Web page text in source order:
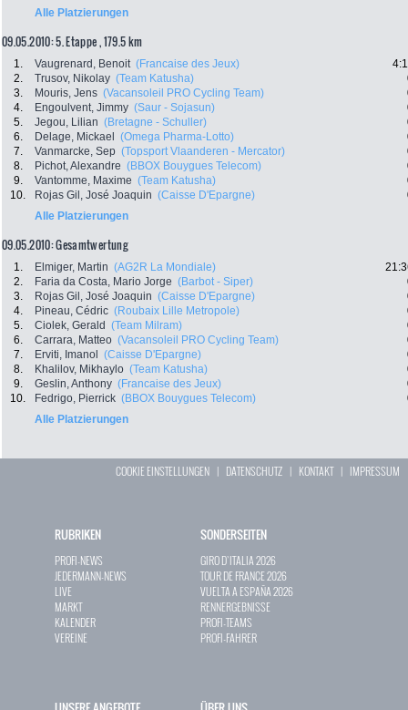
Alle Platzierungen
09.05.2010: 5. Etappe , 179.5 km
1. Vaugrenard, Benoit (Francaise des Jeux)
2.
Trusov, Nikolay (Team Katusha)
3.
Mouris, Jens (Vacansoleil PRO Cycling Team)
4.
Engoulvent, Jimmy (Saur - Sojasun)
5.
Jegou, Lilian (Bretagne - Schuller)
6.
Delage, Mickael (Omega Pharma-Lotto)
7.
Vanmarcke, Sep (Topsport Vlaanderen - Mercator)
8.
Pichot, Alexandre (BBOX Bouygues Telecom)
9.
Vantomme, Maxime (Team Katusha)
10.
Rojas Gil, José Joaquin (Caisse D'Epargne)
Alle Platzierungen
09.05.2010: Gesamtwertung
1. Elmiger, Martin (AG2R La Mondiale)
2.
Faria da Costa, Mario Jorge (Barbot - Siper)
3.
Rojas Gil, José Joaquin (Caisse D'Epargne)
4.
Pineau, Cédric (Roubaix Lille Metropole)
5.
Ciolek, Gerald (Team Milram)
6.
Carrara, Matteo (Vacansoleil PRO Cycling Team)
7.
Erviti, Imanol (Caisse D'Epargne)
8.
Khalilov, Mikhaylo (Team Katusha)
9.
Geslin, Anthony (Francaise des Jeux)
10.
Fedrigo, Pierrick (BBOX Bouygues Telecom)
Alle Platzierungen
COOKIE EINSTELLUNGEN | DATENSCHUTZ | KONTAKT| IMPRESSUM
RUBRIKEN
PROFI-NEWS
JEDERMANN-NEWS
LIVE
MARKT
KALENDER
VEREINE
SONDERSEITEN
GIRO D`ITALIA 2026
TOUR DE FRANCE 2026
VUELTA A ESPAÑA 2026
RENNERGEBNISSE
PROFI-TEAMS
PROFI-FAHRER